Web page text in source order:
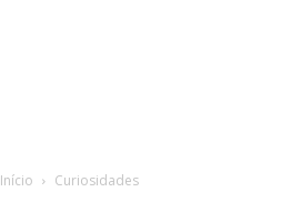
Início Curiosidades